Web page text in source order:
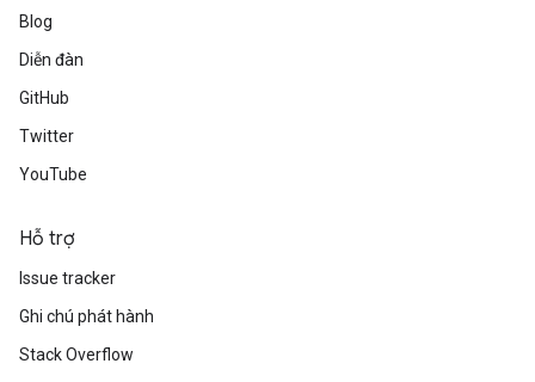
Blog
Diễn đàn
GitHub
Twitter
YouTube
Hỗ trợ
Issue tracker
Ghi chú phát hành
Stack Overflow